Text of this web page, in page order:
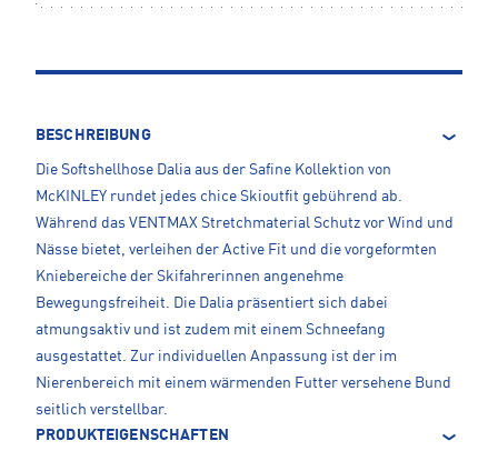
BESCHREIBUNG
Die Softshellhose Dalia aus der Safine Kollektion von
McKINLEY rundet jedes chice Skioutfit gebührend ab.
Während das VENTMAX Stretchmaterial Schutz vor Wind und
Nässe bietet, verleihen der Active Fit und die vorgeformten
Kniebereiche der Skifahrerinnen angenehme
Bewegungsfreiheit. Die Dalia präsentiert sich dabei
atmungsaktiv und ist zudem mit einem Schneefang
ausgestattet. Zur individuellen Anpassung ist der im
Nierenbereich mit einem wärmenden Futter versehene Bund
seitlich verstellbar.
PRODUKTEIGENSCHAFTEN